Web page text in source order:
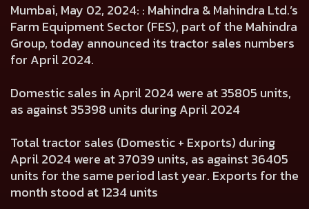
Mumbai, May 02, 2024: : Mahindra & Mahindra Ltd.’s
Farm Equipment Sector (FES), part of the Mahindra
Group, today announced its tractor sales numbers
for April 2024.
Domestic sales in April 2024 were at 35805 units,
as against 35398 units during April 2024
Total tractor sales (Domestic + Exports) during
April 2024 were at 37039 units, as against 36405
units for the same period last year. Exports for the
month stood at 1234 units